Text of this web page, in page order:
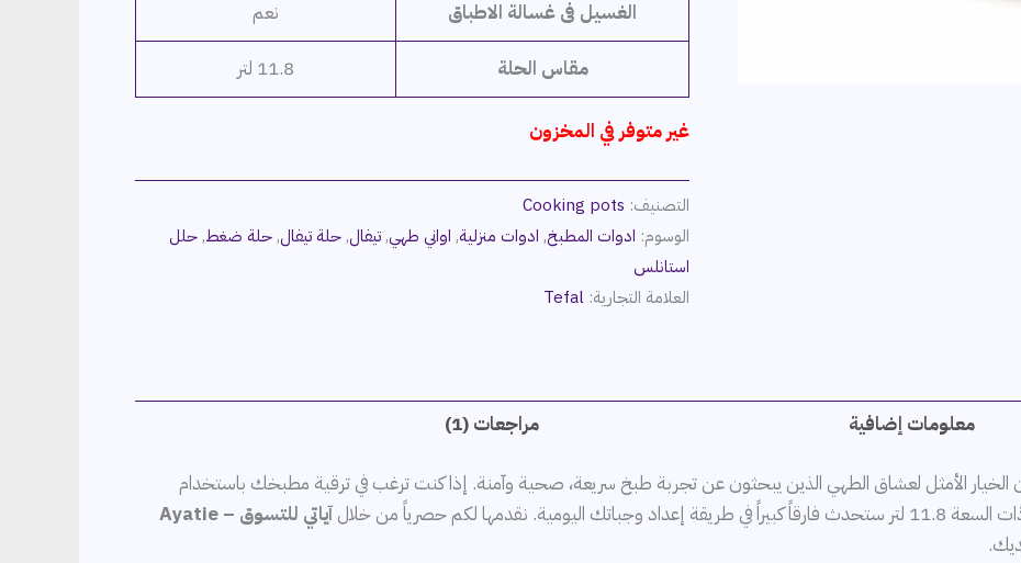
الغسيل فى غسالة الاطباق نعم
مقاس الحلة 11.8 لتر
غير متوفر في المخزون
التصنيف: Cooking pots
الوسوم: ادوات المطبخ, ادوات منزلية, اواني طهي, تيفال, حلة تيفال, حلة ضغط, حلل
استانلس
العلامة التجارية: Tefal
معلومات إضافية مراجعات (1)
الخيار الأمثل لعشاق الطهي الذين يبحثون عن تجربة طبخ سريعة، صحية وآمنة. إذا كنت ترغب في ترقية مطبخك باستخدام
لكم حصرياً من خلال
آياتي للتسوق – Ayatie